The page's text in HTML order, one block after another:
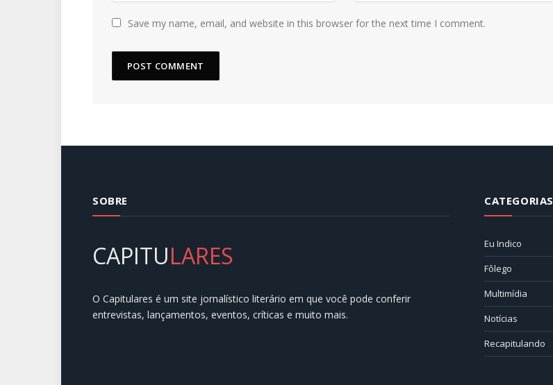
Save my name, email, and website in this browser for the next time I comment.
SOBRE
CAPITULARES
O Capitulares é um site jornalístico literário em que você pode conferir
entrevistas, lançamentos, eventos, críticas e muito mais.
CATEGORIAS
Eu Indico
Fôlego
Multimídia
Notícias
Recapitulando